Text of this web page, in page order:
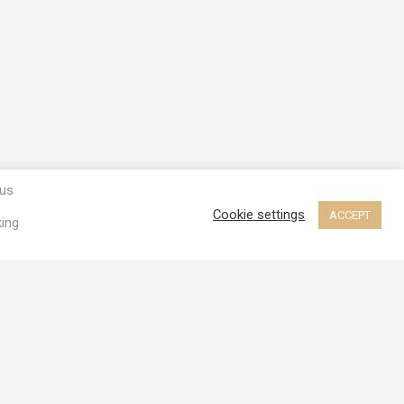
Cookie settings ACCEPT